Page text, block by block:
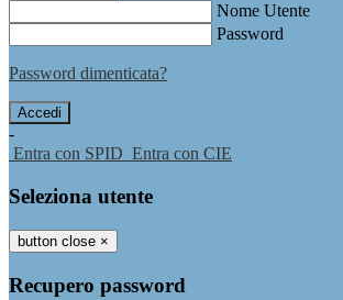
Nome Utente
Password
Password dimenticata?
-
Entra con SPID Entra con CIE
Seleziona utente
button close ×
Recupero password